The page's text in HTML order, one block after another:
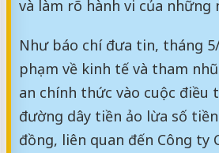
và làm rõ hành vi của những
Như báo chí đưa tin, tháng 5/
phạm về kinh tế và tham
an chính thức vào cuộc điều
đường dây tiền ảo lừa số
đồng, liên quan đến Công ty